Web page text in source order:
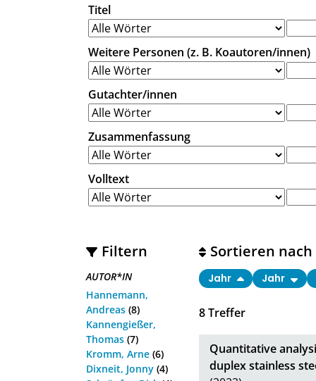
Titel
Weitere Personen (z. B. Koautoren/innen)
Gutachter/innen
Zusammenfassung
Volltext
Filtern
AUTOR*IN
Hannemann,
Andreas (8)
Kannengießer,
Thomas (7)
Kromm, Arne (6)
Dixneit, Jonny (4)
8Treffer
Sortieren nach
Jahr Jahr
Quantitative
duplex stainless